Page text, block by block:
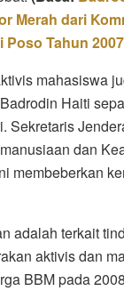
Merah dari
Poso Tahun 2007
mahasiswa
Haiti
Sekretaris
dan
membeberkan
adalah terkait
aktivis dan
BBM pada